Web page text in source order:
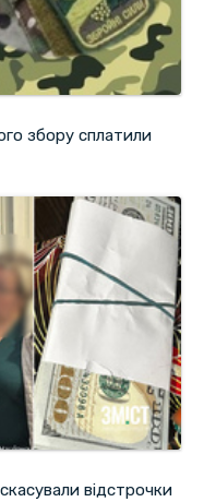
збору сплатили
відстрочки